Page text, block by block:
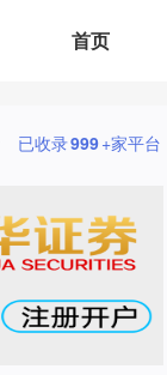
首页
已收录999+家平台